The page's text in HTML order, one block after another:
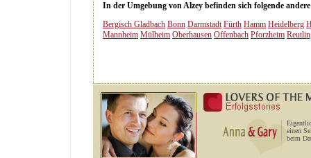
In der Umgebung von Alzey befinden sich folgende
Bergisch Gladbach Bonn Darmstadt Fürth Hamm Heidelberg
Mannheim Mülheim Oberhausen Offenbach Pforzheim
einen
beim